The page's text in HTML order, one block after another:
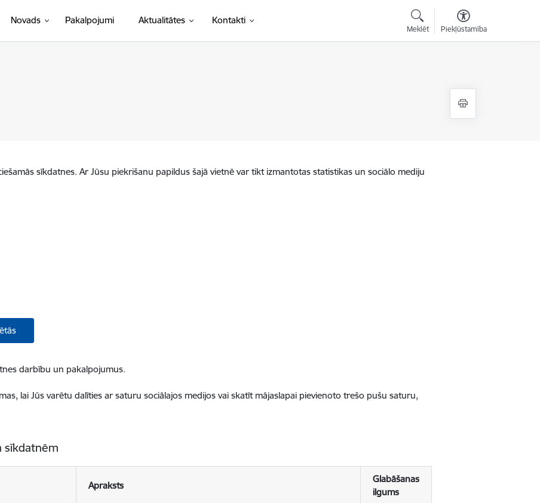
Novads Pakalpojumi Aktualitātes Kontakti
Meklēt Piekļūstamība
sīkdatnes. Ar Jūsu piekrišanu papildus šajā vietnē var tikt izmantotas statistikas un sociālo mediju
darbību un pakalpojumus.
lai Jūs varētu dalīties ar saturu sociālajos medijos vai skatīt mājaslapai pievienoto trešo pušu saturu,
sīkdatnēm
Apraksts
Glabāšanas
ilgums